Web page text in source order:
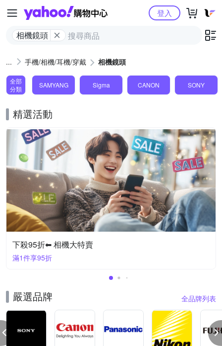
Yahoo購物中心
相機鏡頭
登入
手機/相機/耳機/穿戴 相機鏡頭
全部
分類
SAMYANG Sigma CANON SONY
精選活動
下殺95折⬅︎ 相機大特賣
滿1件享95折
嚴選品牌 全品牌列表